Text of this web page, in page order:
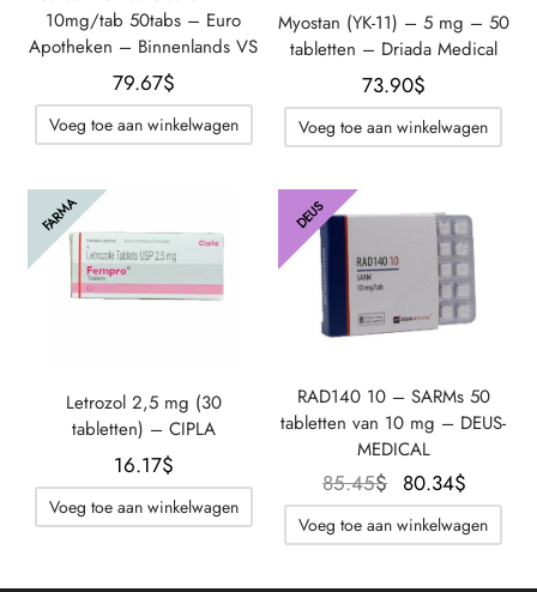
10mg/tab 50tabs – Euro
Apotheken – Binnenlands VS
79.67$
Voeg toe aan winkelwagen
Myostan (YK-11) – 5 mg – 50
tabletten – Driada Medical
73.90$
Voeg toe aan winkelwagen
FARMA
Letrozol 2,5 mg (30
tabletten) – CIPLA
16.17$
Voeg toe aan winkelwagen
DEUS
RAD140 10 – SARMs 50
tabletten van 10 mg – DEUS-
MEDICAL
85.45$ Oorspronkelijke
prijs was:
85.45$.
80.34$
huidige
prijs is:
Voeg toe aan winkelwagen